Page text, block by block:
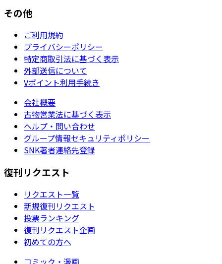
その他
ご利用規約
プライバシーポリシー
特定商取引法に基づく表示
外部送信について
Vポイント利用手続き
会社概要
古物営業法に基づく表示
ヘルプ・問い合わせ
グループ情報セキュリティポリシー
SNK著者連絡先登録
復刊リクエスト
リクエスト一覧
新規復刊リクエスト
投票ランキング
復刊リクエスト企画
初めての方へ
コミック・漫画